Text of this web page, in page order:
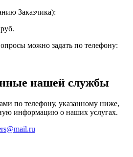
Заказчика):
можно задать по телефону:
нашей службы
по телефону, указанному ниже,
информацию о наших услугах.